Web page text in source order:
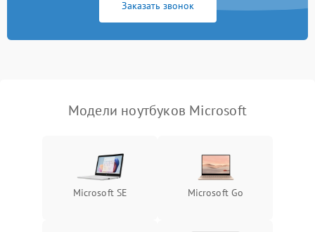
неисправности кулера
пропадание диска
оперативной памяти:
вылеты приложений,
синие экраны
Подробнее →
Заказать звонок
Модели ноутбуков Microsoft
Microsoft SE Microsoft Go